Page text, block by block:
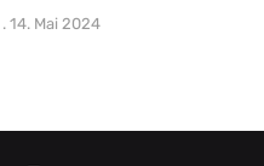
14. Mai 2024